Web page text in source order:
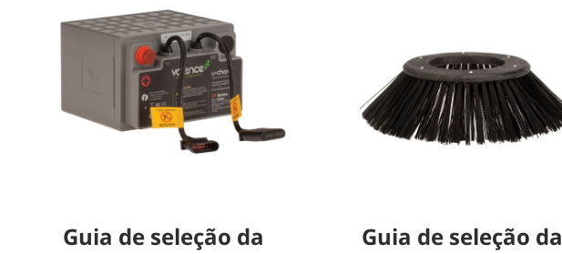
Guia de seleção da
Guia de seleção da